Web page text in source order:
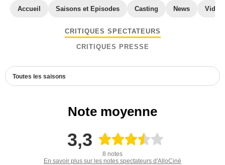
Accueil Saisons et Episodes Casting News
CRITIQUES SPECTATEURS
CRITIQUES PRESSE
Toutes les saisons
Note moyenne
3,3
8 notes
En savoir plus sur les notes spectateurs d'AlloCiné